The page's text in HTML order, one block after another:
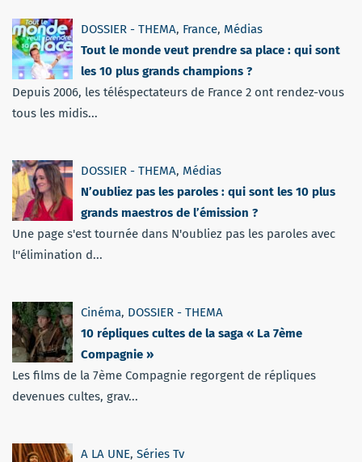
DOSSIER - THEMA, France, Médias
Tout le monde veut prendre sa place : qui sont
les 10 plus grands champions ?
Depuis 2006, les téléspectateurs de France 2 ont rendez-vous
tous les midis...
DOSSIER - THEMA, Médias
N’oubliez pas les paroles : qui sont les 10 plus
grands maestros de l’émission ?
Une page s'est tournée dans N'oubliez pas les paroles avec
l''élimination d...
Cinéma, DOSSIER - THEMA
10 répliques cultes de la saga « La 7ème
Compagnie »
Les films de la 7ème Compagnie regorgent de répliques
devenues cultes, grav...
A LA UNE, Séries Tv